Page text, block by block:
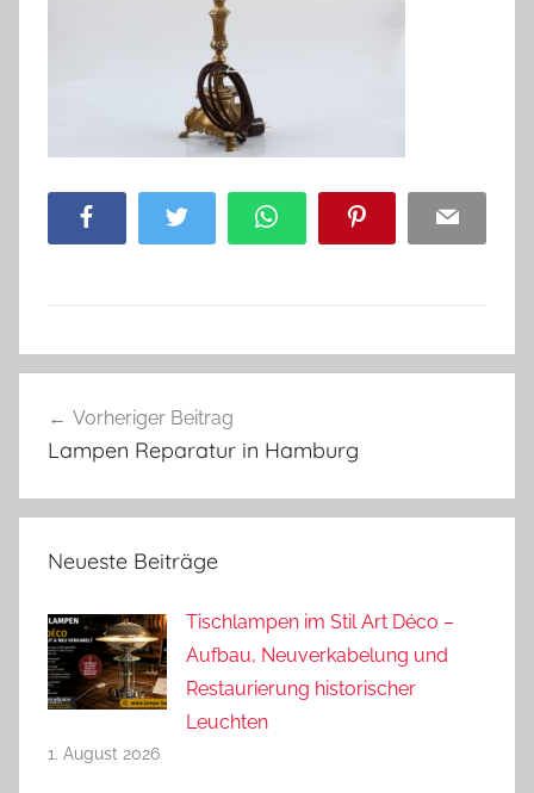
Facebook Twitter WhatsApp Pinterest Email
Vorheriger Beitrag
Lampen Reparatur in Hamburg
Neueste Beiträge
Tischlampen im Stil Art Déco –
Aufbau, Neuverkabelung und
Restaurierung historischer
Leuchten
1. August 2026